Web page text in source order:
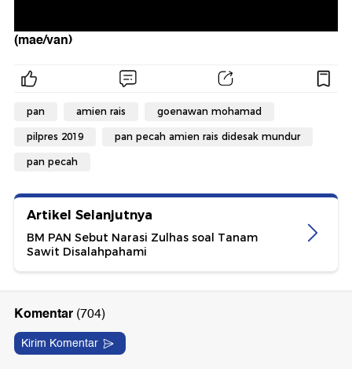
(mae/van)
pan amien rais goenawan mohamad
pilpres 2019 pan pecah amien rais didesak mundur
pan pecah
Artikel Selanjutnya
BM PAN Sebut Narasi Zulhas soal Tanam
Sawit Disalahpahami